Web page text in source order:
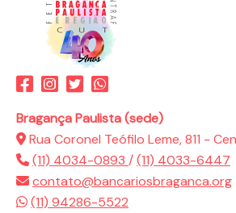
Bragança Paulista (sede)
Rua Coronel Teófilo Leme, 811 -
(11) 4034-0893 /(11) 4033-6447
contato@bancariosbraganca.org
(11) 94286-5522